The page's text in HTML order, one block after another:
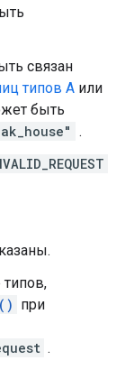
связан
типов A или
быть
.
при
.